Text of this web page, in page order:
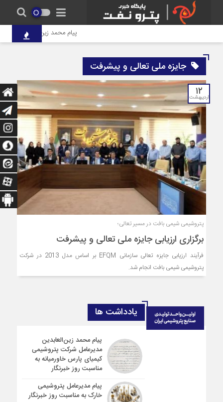
پیام محمد زین‌العابدین
جایزه ملی تعالی و پیشرفت
۱۲
اردیبهشت
پتروشیمی شیمی بافت در مسیر تعالی؛
برگزاری ارزیابی جایزه ملی تعالی و پیشرفت
فرآیند ارزیابی جایزه تعالی سازمانی EFQM بر اساس مدل 2013 در شرکت
پتروشیمی شیمی بافت انجام شد.
یادداشت ها
پیام محمد زین‌العابدین
مدیرعامل شرکت پتروشیمی
کیمیای پارس خاورمیانه به
مناسبت روز خبرنگار
پیام مدیرعامل پتروشیمی
خارک به مناسبت روز خبرنگار